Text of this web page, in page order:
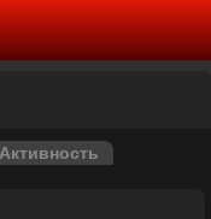
Активность